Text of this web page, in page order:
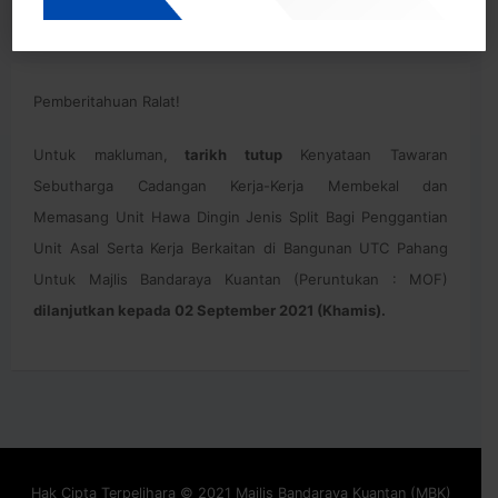
Pemberitahuan Ralat!
Untuk makluman, tarikh tutupKenyataan Tawaran
Sebutharga Cadangan Kerja-Kerja Membekal dan
Memasang Unit Hawa Dingin Jenis Split Bagi Penggantian
Unit Asal Serta Kerja Berkaitan di Bangunan UTC Pahang
Untuk Majlis Bandaraya Kuantan (Peruntukan : MOF)
dilanjutkan kepada 02 September 2021 (Khamis).
Hak Cipta Terpelihara © 2021 Majlis Bandaraya Kuantan (MBK)